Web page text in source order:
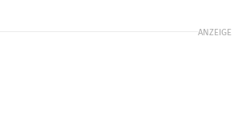
ANZEIGE